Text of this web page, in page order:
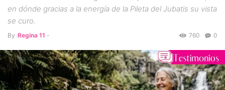
en dónde gracias a la energía de la Pileta del Jubatis su vista
se curo.
By Regina 11 - 0
760